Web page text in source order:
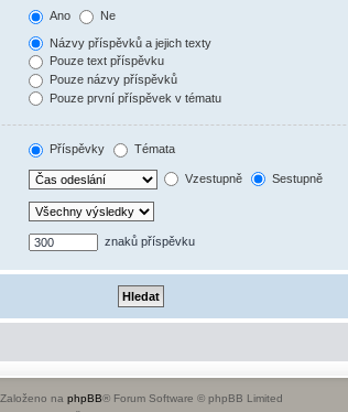
Ano Ne
Názvy příspěvků a jejich texty
Pouze text příspěvku
Pouze názvy příspěvků
Pouze první příspěvek v tématu
Příspěvky Témata
Vzestupně Sestupně
znaků příspěvku
Založeno na phpBB® Forum Software © phpBB Limited